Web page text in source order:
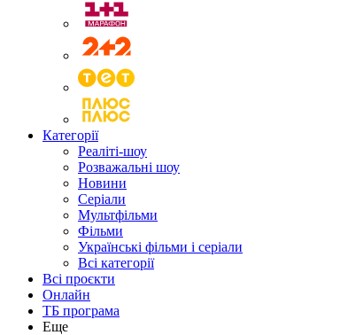
Категорії
Реаліті-шоу
Розважальні шоу
Новини
Серіали
Мультфільми
Фільми
Українські фільми і серіали
Всі категорії
Всі проєкти
Онлайн
ТБ програма
Еще